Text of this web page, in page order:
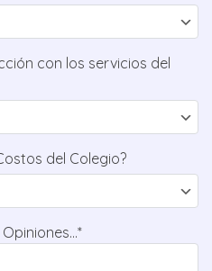
con los servicios del
del Colegio?